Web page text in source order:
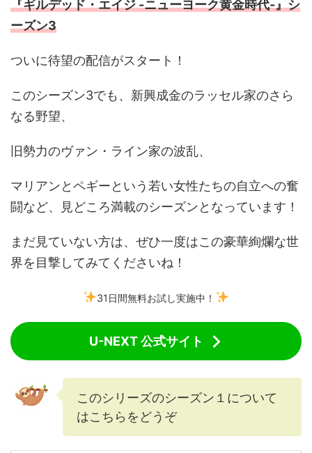
『ギルデッド・エイジ -ニューヨーク黄金時代-』シ
ーズン3
ついに待望の配信がスタート！
このシーズン3でも、新興成金のラッセル家のさら
なる野望、
旧勢力のヴァン・ライン家の波乱、
マリアンとペギーという若い女性たちの自立への奮
闘など、見どころ満載のシーズンとなっています！
まだ見ていない方は、ぜひ一度はこの豪華絢爛な世
界を目撃してみてくださいね！
31日間無料お試し実施中！
U-NEXT 公式サイト
このシリーズのシーズン１について
はこちらをどうぞ